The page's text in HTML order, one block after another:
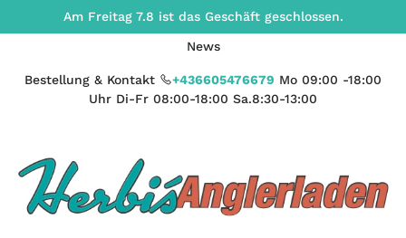
Am Freitag 7.8 ist das Geschäft geschlossen.
News
Bestellung & Kontakt +436605476679 Mo 09:00 -18:00
Uhr Di-Fr 08:00-18:00 Sa.8:30-13:00